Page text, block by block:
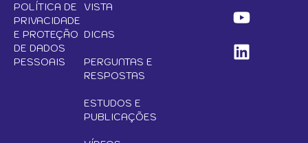
POLÍTICA DE
PRIVACIDADE
E PROTEÇÃO
DE DADOS
PESSOAIS
VISTA
DICAS
PERGUNTAS E
RESPOSTAS
ESTUDOS E
PUBLICAÇÕES